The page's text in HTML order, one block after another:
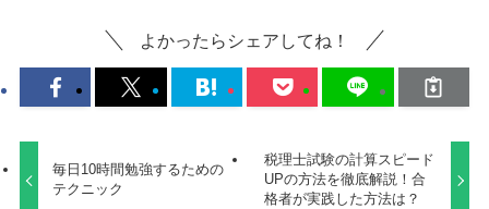
よかったらシェアしてね！
毎日10時間勉強するための
テクニック
税理士試験の計算スピード
UPの方法を徹底解説！合
格者が実践した方法は？